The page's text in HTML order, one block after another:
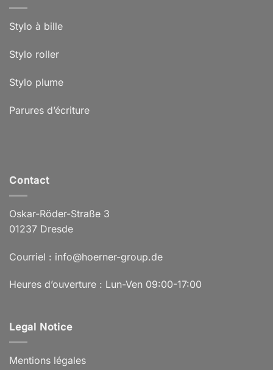
Stylo à bille
Stylo roller
Stylo plume
Parures d’écriture
Contact
Oskar-Röder-Straße 3
01237 Dresde
Courriel : info@hoerner-group.de
Heures d’ouverture : Lun-Ven 09:00-17:00
Legal Notice
Mentions légales